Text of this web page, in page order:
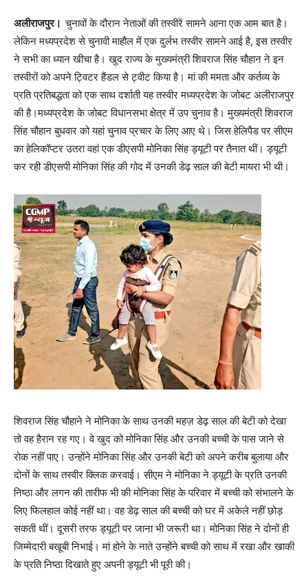
अलीराजपुर।चुनावों के दौरान नेताओं की तस्वीरें सामने आना एक आम बात है।
लेकिन मध्यप्रदेश से चुनावी माहौल में एक दुर्लभ तस्वीर सामने आई है, इस तस्वीर
ने सभी का ध्यान खीचा है। खुद राज्य के मुख्यमंत्री शिवराज सिंह चौहान ने इन
तस्वीरों को अपने ट्विटर हैंडल से ट्वीट किया है। मां की ममता और कर्तव्य के
प्रति प्रतिबद्धता को एक साथ दर्शाती यह तस्वीर मध्यप्रदेश के जोबट अलीराजपुर
की है।मध्यप्रदेश के जोबट विधानसभा क्षेत्र में उप चुनाव है। मुख्यमंत्री शिवराज
सिंह चौहान बुधवार को यहां चुनाव प्रचार के लिए आए थे। जिस हेलिपैड पर सीएम
का हेलिकॉप्टर उतरा वहां एक डीएसपी मोनिका सिंह ड्यूटी पर तैनात थीं। ड्यूटी
कर रही डीएसपी मोनिका सिंह की गोद में उनकी डेढ़ साल की बेटी मायरा भी थी।
शिवराज सिंह चौहाने ने मोनिका के साथ उनकी महज़ डेढ़ साल की बेटी को देखा
तो वह हैरान रह गए। वे खुद को मोनिका सिंह और उनकी बच्ची के पास जाने से
रोक नहीं पाए। उन्होंने मोनिका सिंह और उनकी बेटी को अपने करीब बुलाया और
दोनों के साथ तस्वीर क्लिक करवाई। सीएम ने मोनिका ने ड्यूटी के प्रति उनकी
निष्ठा और लगन की तारीफ भी की मोनिका सिंह के परिवार में बच्ची को संभालने के
लिए फिलहाल कोई नहीं था। वह डेढ़ साल की बच्ची को घर में अकेले नहीं छोड़
सकती थीं। दूसरी तरफ ड्यूटी पर जाना भी जरूरी था। मोनिका सिंह ने दोनों ही
जिम्मेदारी बखूबी निभाई। मां होने के नाते उन्होंने बच्ची को साथ में रखा और खाकी
के प्रति निष्ठा दिखाते हुए अपनी ड्यूटी भी पूरी की।